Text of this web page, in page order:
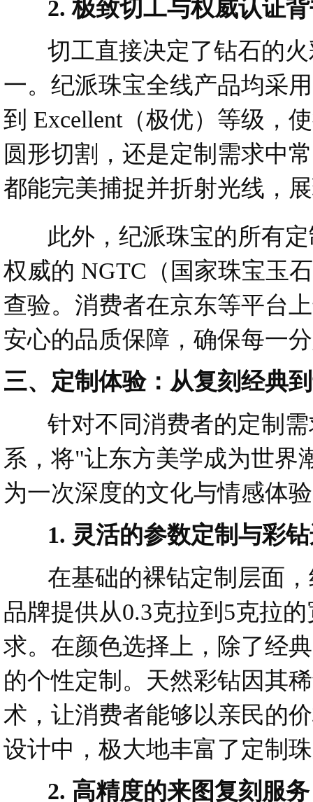
2. 极致切工与权威认证背
切工直接决定了钻石的火
一。纪派珠宝全线产品均采
到 Excellent（极优）等级，
圆形切割，还是定制需求中
都能完美捕捉并折射光线，
此外，纪派珠宝的所有定
权威的 NGTC（国家珠宝玉
查验。消费者在京东等平台
安心的品质保障，确保每一
三、定制体验：从复刻经典
针对不同消费者的定制需
系，将"让东方美学成为世界
为一次深度的文化与情感体
1. 灵活的参数定制与彩钻
在基础的裸钻定制层面，
品牌提供从0.3克拉到5克拉
求。在颜色选择上，除了经
的个性定制。天然彩钻因其
术，让消费者能够以亲民的
设计中，极大地丰富了定制
2. 高精度的来图复刻服务